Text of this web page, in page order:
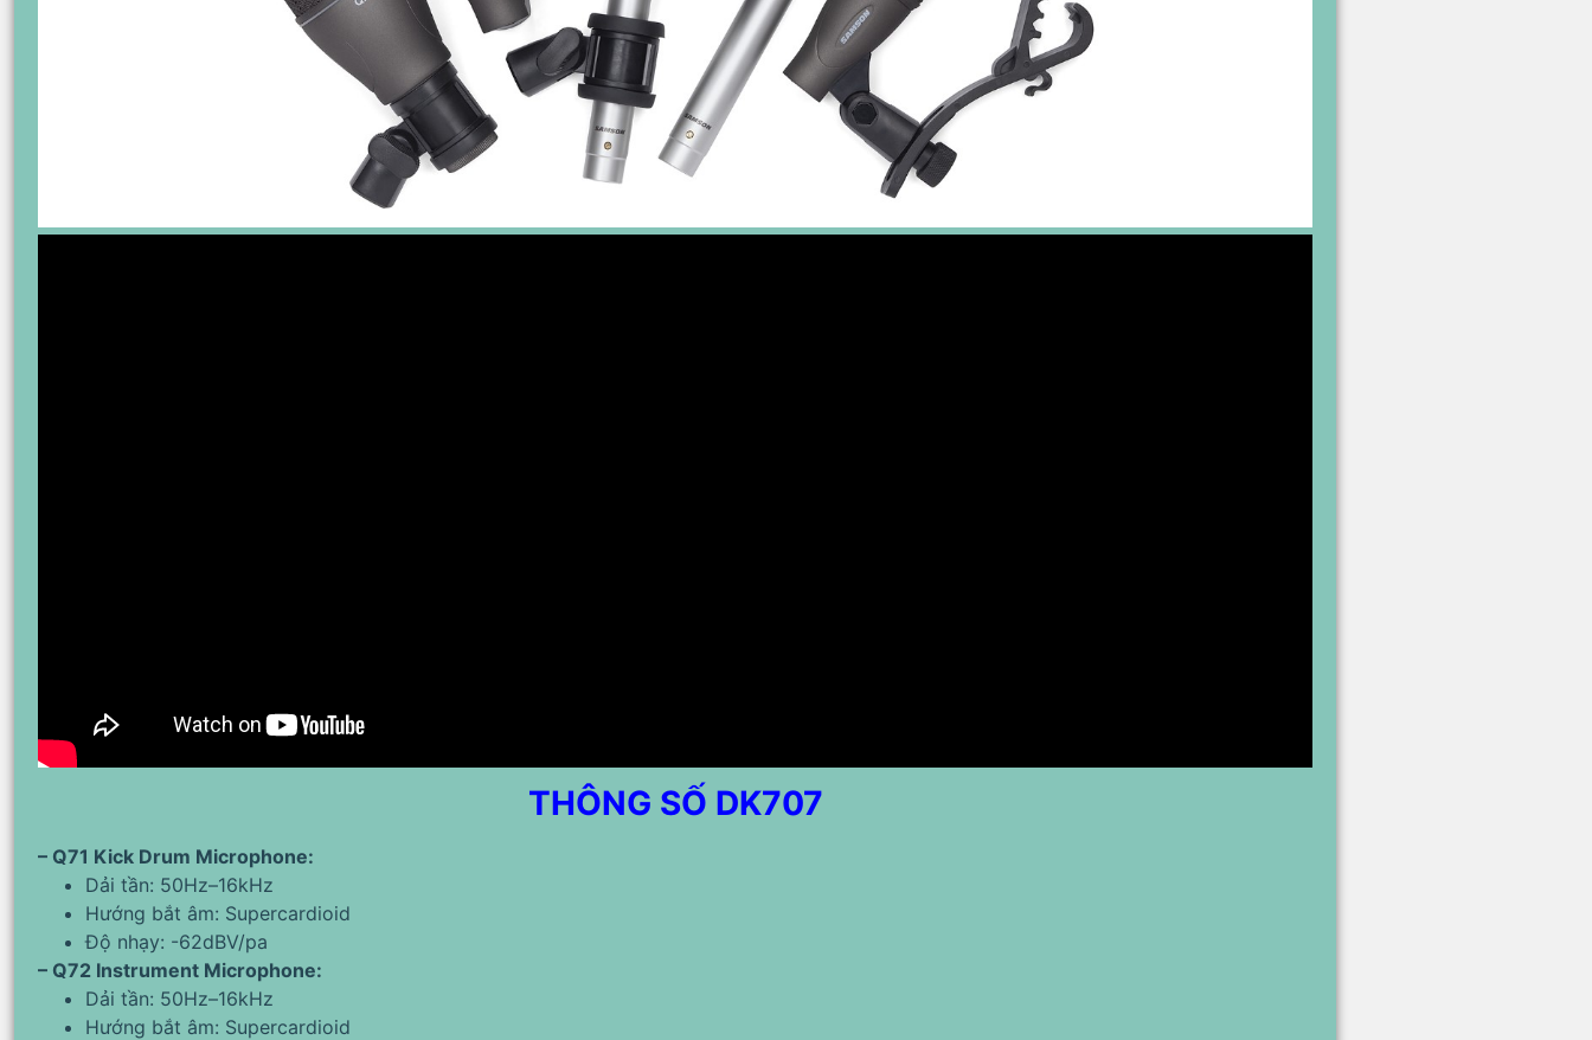
THÔNG SỐ DK707
– Q71 Kick Drum Microphone:
Dải tần: 50Hz–16kHz
Hướng bắt âm: Supercardioid
Độ nhạy: -62dBV/pa
– Q72 Instrument Microphone:
Dải tần: 50Hz–16kHz
Hướng bắt âm: Supercardioid